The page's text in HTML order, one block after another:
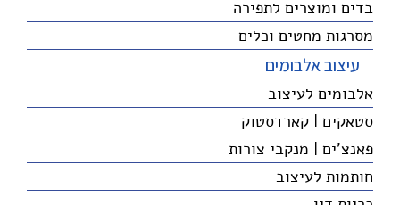
בדים ומוצרים לתפירה
מסרגות מחטים וכלים
עיצוב אלבומים
אלבומים לעיצוב
סטאקים | קארדסטוק
פאנצ'ים | מנקבי צורות
חותמות לעיצוב